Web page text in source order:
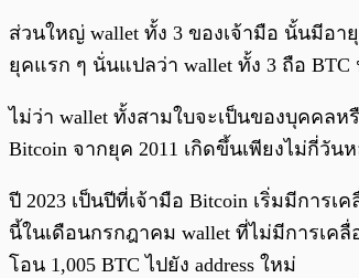
ส่วนใหญ่ wallet ทั้ง 3 ของเจ้ามือ นั้นมีอา
ยุคแรก ๆ นั่นแปลว่า wallet ทั้ง 3 ถือ
ไม่ว่า wallet ทั้งสามใบจะเป็นของบุคคล
Bitcoin จากยุค 2011 เกิดขึ้นเพียงไม่กี่วั
ปี 2023 เป็นปีที่เจ้ามือ Bitcoin เริ่มมีการ
นี้ในเดือนกรกฎาคม wallet ที่ไม่มีการเคลื่
โอน 1,005 BTC ไปยัง address ใหม่